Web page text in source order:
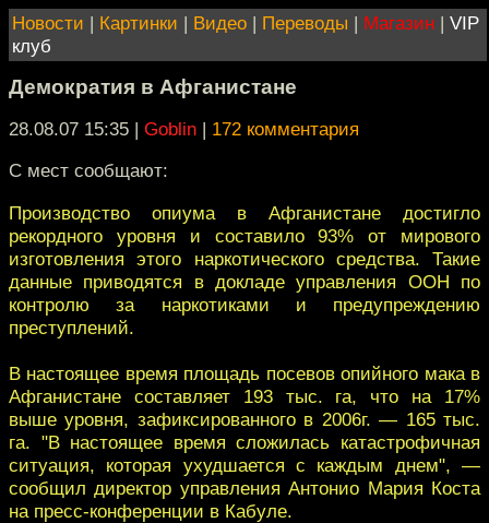
Новости | Картинки | Видео | Переводы | Магазин | VIP
клуб
Демократия в Афганистане
28.08.07 15:35 | Goblin | 172 комментария
С мест сообщают:
Производство опиума в Афганистане достигло
рекордного уровня и составило 93% от мирового
изготовления этого наркотического средства. Такие
данные приводятся в докладе управления ООН по
контролю за наркотиками и предупреждению
преступлений.
В настоящее время площадь посевов опийного мака в
Афганистане составляет 193 тыс. га, что на 17%
выше уровня, зафиксированного в 2006г. — 165 тыс.
га. "В настоящее время сложилась катастрофичная
ситуация, которая ухудшается с каждым днем", —
сообщил директор управления Антонио Мария Коста
на пресс-конференции в Кабуле.